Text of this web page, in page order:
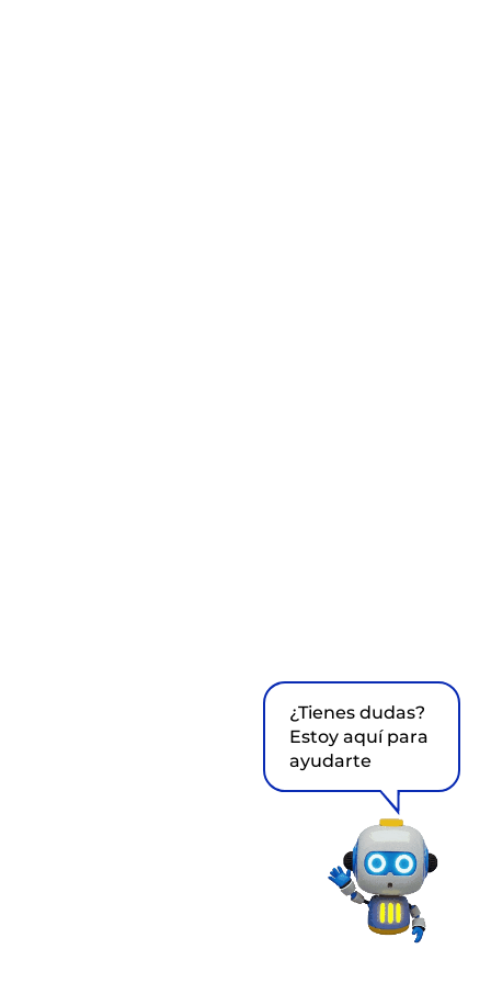
¿Tienes dudas?
Estoy aquí para
ayudarte